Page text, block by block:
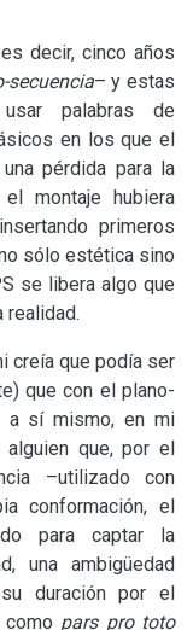
decir, cinco años
secuencia– y estas
palabras de
en los que el
pérdida para la
montaje hubiera
primeros
sólo estética sino
se libera algo que
realidad.
creía que podía ser
que con el plano-
a sí mismo, en mi
que, por el
–utilizado con
conformación, el
para captar la
una ambigüedad
duración por el
como pars pro toto